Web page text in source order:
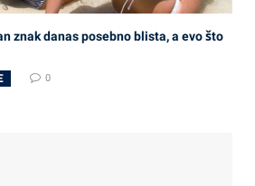
znak danas posebno blista, a evo što
0